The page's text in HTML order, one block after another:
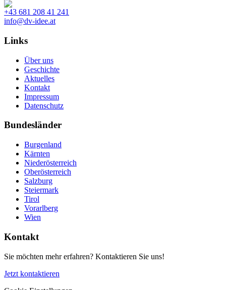
+43 681 208 41 241
info@dv-idee.at
Links
Über uns
Geschichte
Aktuelles
Kontakt
Impressum
Datenschutz
Bundesländer
Burgenland
Kärnten
Niederösterreich
Oberösterreich
Salzburg
Steiermark
Tirol
Vorarlberg
Wien
Kontakt
Sie möchten mehr erfahren? Kontaktieren Sie uns!
Jetzt kontaktieren